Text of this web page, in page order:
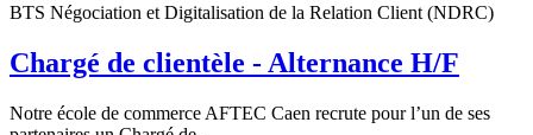
BTS Négociation et Digitalisation de la Relation Client (NDRC)
Chargé de clientèle - Alternance H/F
Notre école de commerce AFTEC Caen recrute pour l’un de ses